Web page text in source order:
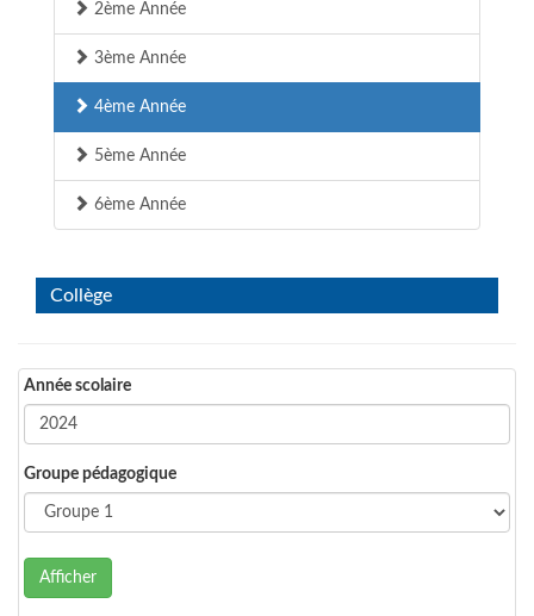
2ème Année
3ème Année
4ème Année
5ème Année
6ème Année
Collège
Année scolaire
Groupe pédagogique
Afficher